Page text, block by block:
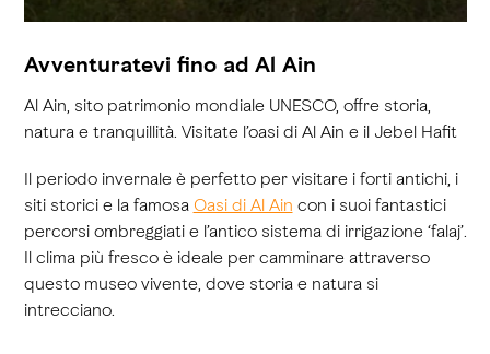
Avventuratevi fino ad Al Ain
Al Ain, sito patrimonio mondiale UNESCO, offre storia,
natura e tranquillità. Visitate l’oasi di Al Ain e il Jebel Hafit
Il periodo invernale è perfetto per visitare i forti antichi, i
siti storici e la famosa Oasi di Al Ain con i suoi fantastici
percorsi ombreggiati e l’antico sistema di irrigazione ‘falaj’.
Il clima più fresco è ideale per camminare attraverso
questo museo vivente, dove storia e natura si
intrecciano.